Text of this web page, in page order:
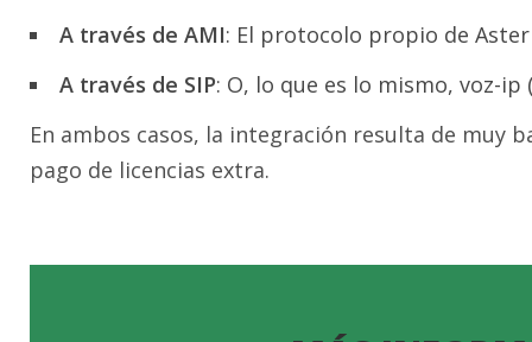
A través de AMI: El protocolo propio de
A través de SIP: O, lo que es lo mismo, voz-ip
En ambos casos, la integración resulta de muy
pago de licencias extra.